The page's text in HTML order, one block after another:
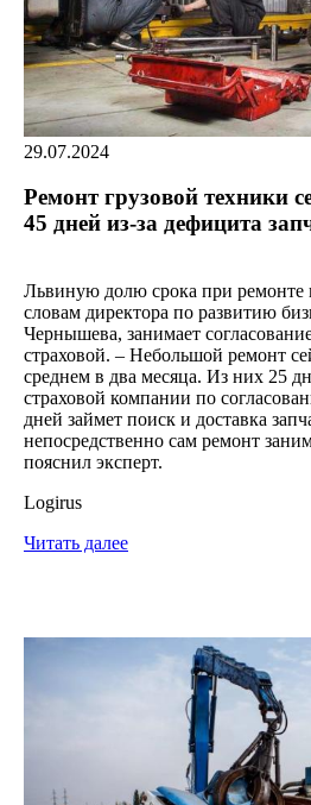
29.07.2024
Ремонт грузовой техники
45 дней из-за дефицита
Львиную долю срока при
словам директора по развитию
Чернышева, занимает
страховой. – Небольшой ремонт
среднем в два месяца. Из них 25
страховой компании по
дней займет поиск и доставка
непосредственно сам ремонт
пояснил эксперт.
Logirus
Читать далее